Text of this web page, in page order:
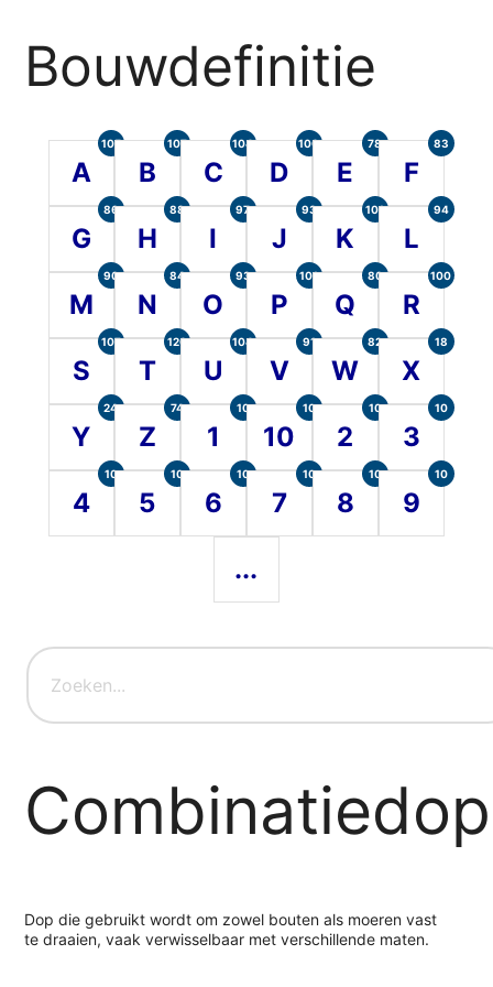
Bouwdefinitie
A
105
B
107
C
104
D
100
E
78
F
83
G
86
H
88
I
97
J
93
K
101
L
94
M
90
N
84
O
93
P
101
Q
80
R
100
S
107
T
120
U
104
V
91
W
82
X
18
Y
24
Z
74
1
10
10
10
2
10
3
10
4
10
5
10
6
10
7
10
8
10
9
10
...
Combinatiedop
Dop die gebruikt wordt om zowel bouten als moeren vast
te draaien, vaak verwisselbaar met verschillende maten.